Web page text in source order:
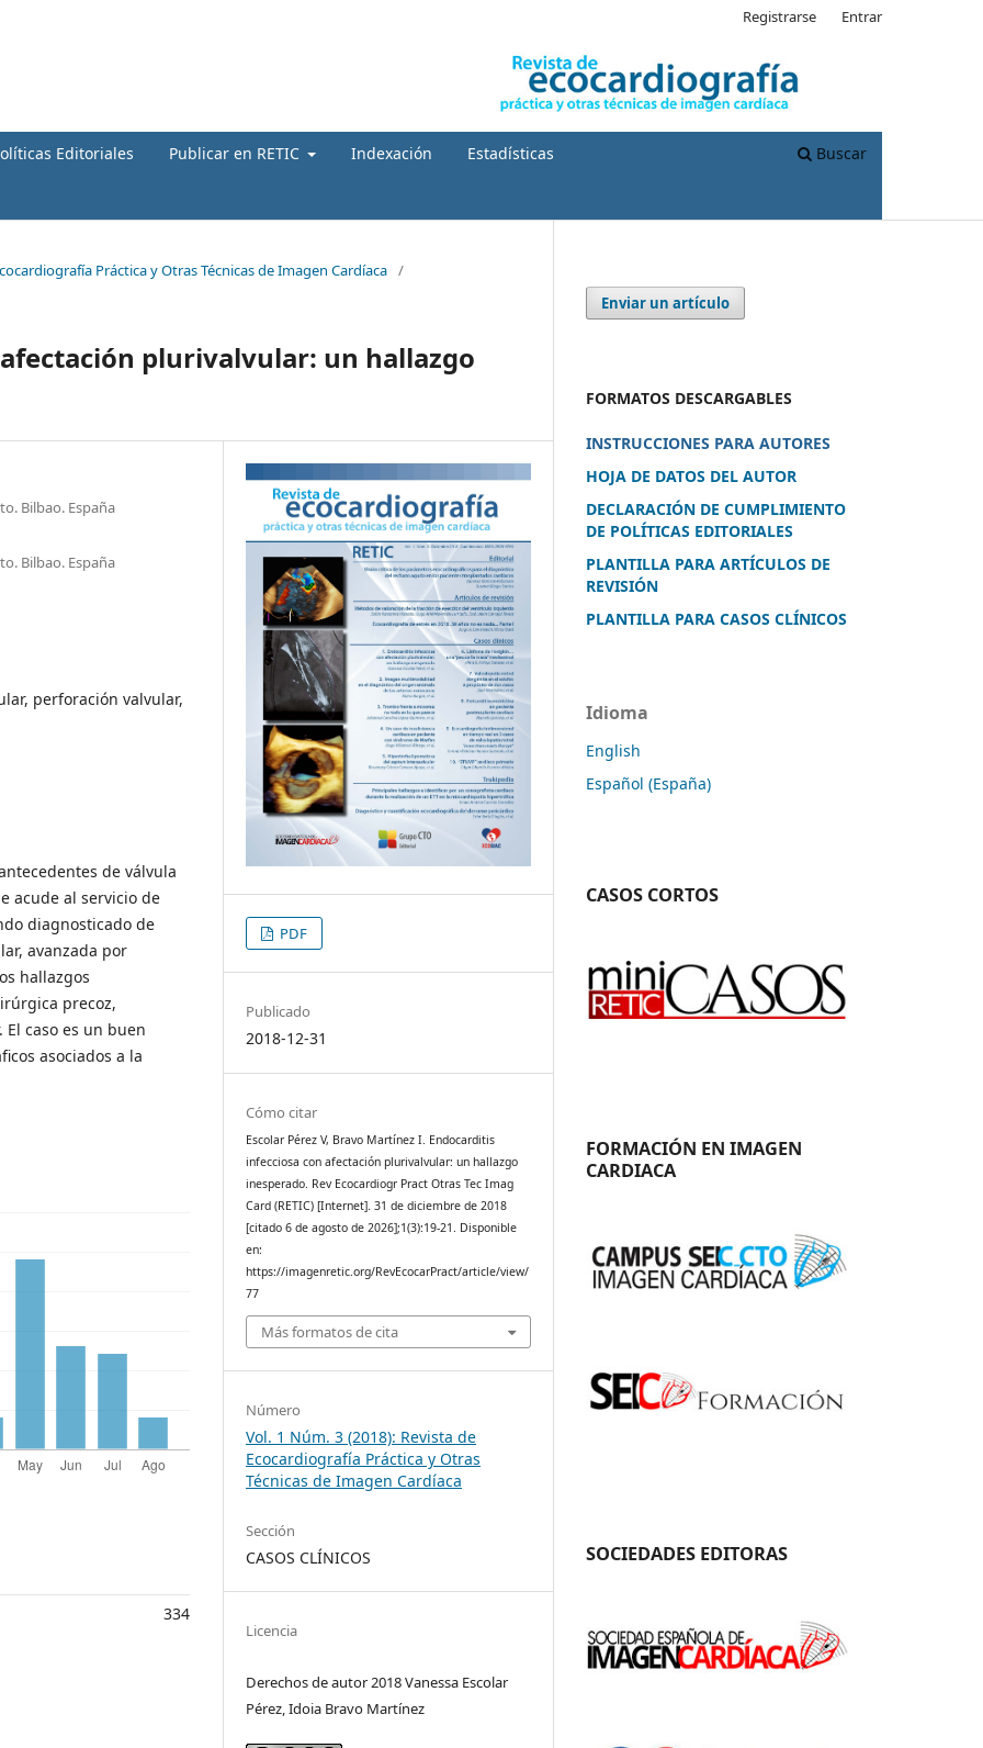
Editoriales Publicar en RETIC Indexación Estadísticas Buscar
Registrarse Entrar
Práctica y Otras Técnicas de Imagen Cardíaca /
plurivalvular: un hallazgo
Bilbao. España
Bilbao. España
perforación valvular,
de válvula
acude al servicio de
diagnosticado de
avanzada por
hallazgos
precoz,
caso es un buen
asociados a la
334
PDF
Publicado
2018-12-31
Cómo citar
Escolar Pérez V, Bravo Martínez I. Endocarditis
infecciosa con afectación plurivalvular: un hallazgo
inesperado. Rev Ecocardiogr Pract Otras Tec Imag
Card (RETIC) [Internet]. 31 de diciembre de 2018
[citado 6 de agosto de 2026];1(3):19-21. Disponible
en:
https://imagenretic.org/RevEcocarPract/article/view/
77
Más formatos de cita
Número
Vol. 1 Núm. 3 (2018): Revista de
Ecocardiografía Práctica y Otras
Técnicas de Imagen Cardíaca
Sección
CASOS CLÍNICOS
Licencia
Derechos de autor 2018 Vanessa Escolar
Pérez, Idoia Bravo Martínez
Enviar un artículo
FORMATOS DESCARGABLES
INSTRUCCIONES PARA AUTORES
HOJA DE DATOS DEL AUTOR
DECLARACIÓN DE CUMPLIMIENTO
DE POLÍTICAS EDITORIALES
PLANTILLA PARA ARTÍCULOS DE
REVISIÓN
PLANTILLA PARA CASOS CLÍNICOS
Idioma
English
Español (España)
CASOS CORTOS
FORMACIÓN EN IMAGEN
CARDIACA
SOCIEDADES EDITORAS